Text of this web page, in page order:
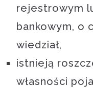
rejestrowym
bankowym, o
wiedział,
istnieją
własności